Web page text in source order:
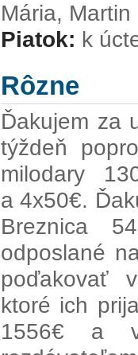
Mária, Martin
Piatok: k
Rôzne
Ďakujem za
týždeň
milodary
a 4x50€.
Breznica
odposlané
poďakovať
ktoré ich
1556€ a v